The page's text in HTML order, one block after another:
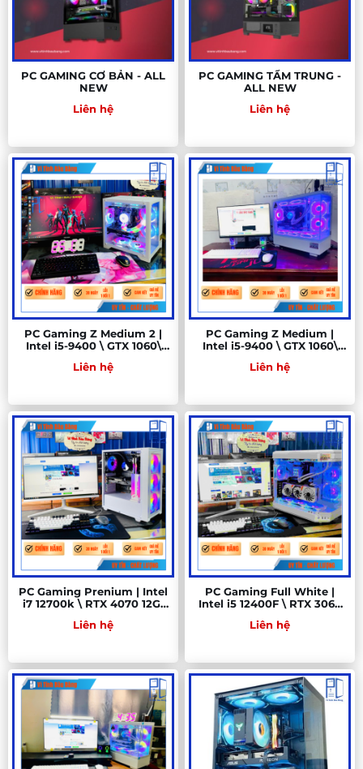
PC GAMING CƠ BẢN - ALL
NEW
Liên hệ
PC GAMING TẦM TRUNG -
ALL NEW
Liên hệ
PC Gaming Z Medium 2 |
Intel i5-9400 \ GTX 1060\
256
Liên hệ
PC Gaming Z Medium |
Intel i5-9400 \ GTX 1060\
256
Liên hệ
PC Gaming Prenium | Intel
i7 12700k \ RTX 4070 12G\
512GB
Liên hệ
PC Gaming Full White |
Intel i5 12400F \ RTX 3060
SSD 512GB
Liên hệ